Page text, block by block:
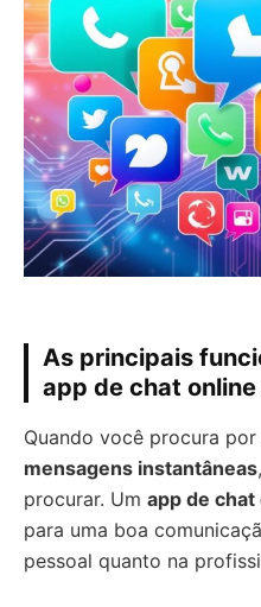
As principais
app de chat
Quando você procura
mensagens instantâneas
procurar. Um app de chat
para uma boa
pessoal quanto na